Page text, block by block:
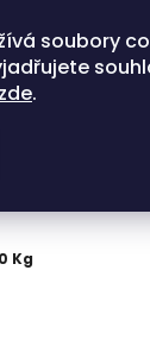
soubory
zde.
Kg